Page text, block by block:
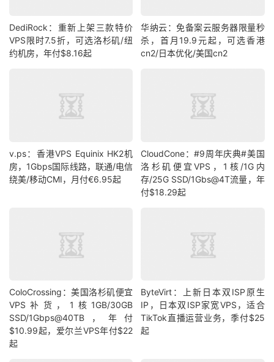
DediRock：重新上架三款特价
VPS限时7.5折，可选洛杉矶/纽
约机房，年付$8.16起
华纳云：免备案云服务器限量秒
杀，首月19.9元起，可选香港
cn2/日本优化/美国cn2
v.ps：香港VPS Equinix HK2机
房，1Gbps国际线路，联通/电信
绕美/移动CMI，月付€6.95起
CloudCone：#9周年庆典#美国
洛杉矶便宜VPS，1核/1G内
存/25G SSD/1Gbs@4T流量，年
付$18.29起
ColoCrossing：美国洛杉矶便宜
VPS补货，1核1GB/30GB
SSD/1Gbps@40TB，年付
$10.99起，爱尔兰VPS年付$22
起
ByteVirt：上新日本双ISP原生
IP，日本双ISP家宽VPS，适合
TikTok直播运营业务，季付$25
起